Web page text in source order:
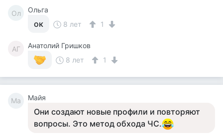
Ол Ольга
ок 8 лет 1
АГ
Анатолий Гришков
8 лет
1
Ма Майя
Они создают новые профили и повторяют
вопросы. Это метод обхода ЧС.